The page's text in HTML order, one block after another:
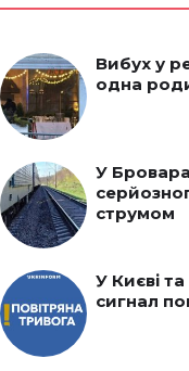
Вибух у
одна
У
струмом
У Києві
сигнал